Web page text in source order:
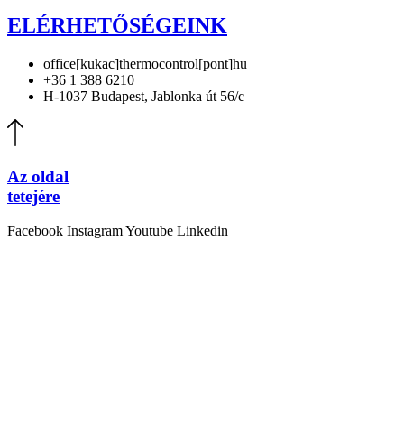
ELÉRHETŐSÉGEINK
office[kukac]thermocontrol[pont]hu
+36 1 388 6210
H-1037 Budapest, Jablonka út 56/c
Az oldal
tetejére
Facebook InstagramYoutube Linkedin